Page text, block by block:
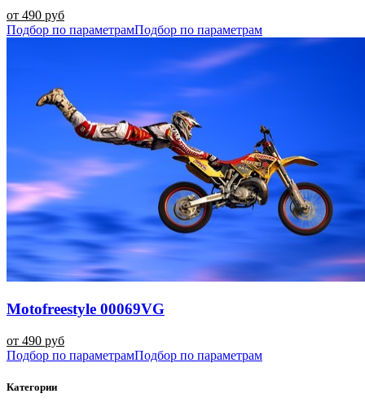
от 490 руб
Подбор по параметрамПодбор по параметрам
Motofreestyle 00069VG
от 490 руб
Подбор по параметрамПодбор по параметрам
Категории